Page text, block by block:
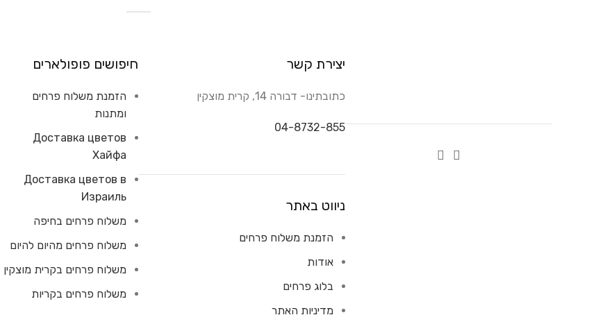
יצירת קשר
כתובתינו- דבורה 14, קרית מוצקין
04-8732-855
ניווט באתר
הזמנת משלוח פרחים
אודות
בלוג פרחים
מדיניות האתר
חיפושים פופולארים
הזמנת משלוח פרחים
ומתנות
Доставка цветов
Хайфа
Доставка цветов в
Израиль
משלוח פרחים בחיפה
משלוח פרחים מהיום להיום
משלוח פרחים בקרית מוצקין
משלוח פרחים בקריות